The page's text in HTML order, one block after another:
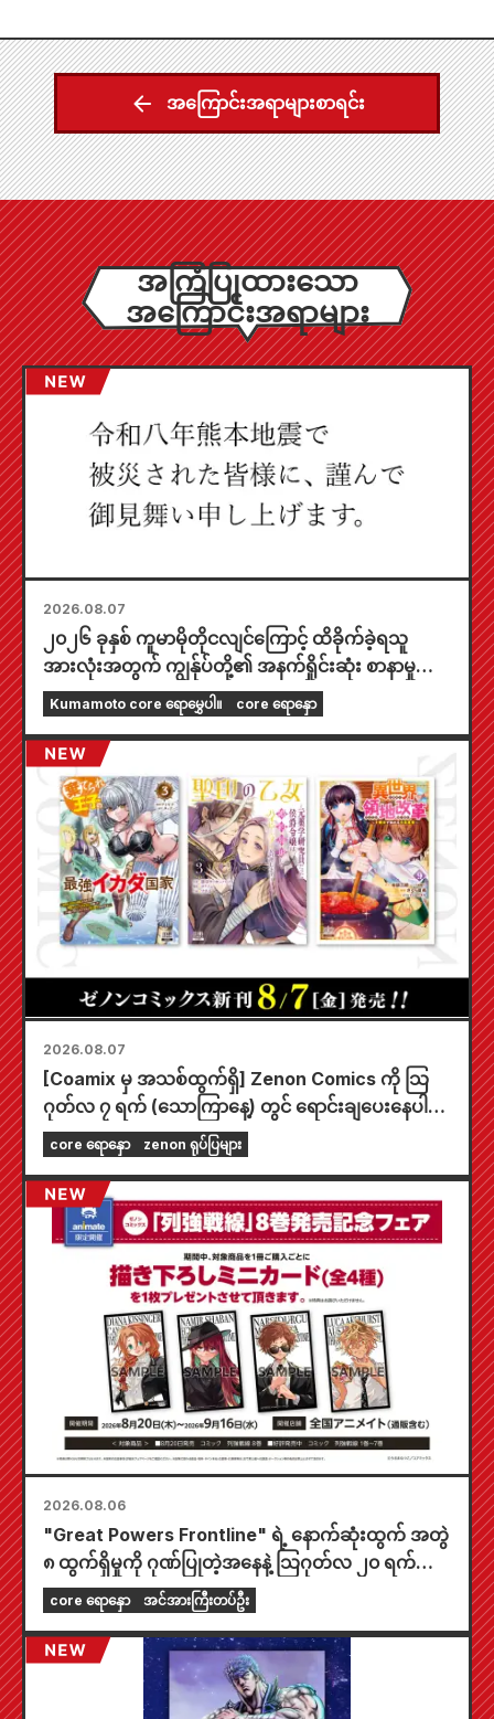
အကြောင်းအရာများစာရင်း
အကြံပြုထားသော
အကြောင်းအရာများ
2026.08.07
၂၀၂၆ ခုနှစ် ကူမာမိုတိုငလျင်ကြောင့် ထိခိုက်ခဲ့ရသူ
အားလုံးအတွက် ကျွန်ုပ်တို့၏ အနက်ရှိုင်းဆုံး စာနာမှုကို
ဖော်ပြအပ်ပါသည်။
Kumamoto core ရောမွှေပါ။ core ရောနှော
2026.08.07
[Coamix မှ အသစ်ထွက်ရှိ] Zenon Comics ကို သြ
ဂုတ်လ ၇ ရက် (သောကြာနေ့) တွင် ရောင်းချပေးနေပါ
ပြီ။
core ရောနှော zenon ရုပ်ပြများ
2026.08.06
"Great Powers Frontline" ရဲ့ နောက်ဆုံးထွက် အတွဲ
၈ ထွက်ရှိမှုကို ဂုဏ်ပြုတဲ့အနေနဲ့ သြဂုတ်လ ၂၀ ရက်နေ့
ကစပြီး တစ်နိုင်ငံလုံးက Animate ဆိုင်တွေမှာ အချိန်
အကန့်အသတ်နဲ့ ပြပွဲတစ်ခု ကျင်းပသွားမှာဖြစ်ပြီး အထူး
ကံစမ်းမဲဖောက်ထားတဲ့ mini card (စုစုပေါင်း အမျိုး
အစား ၄ မျိုး) ကို ရရှိနိုင်မှာပါ။
core ရောနှော အင်အားကြီးတပ်ဦး